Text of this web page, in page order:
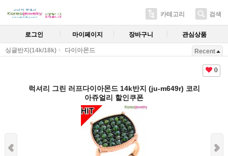
카테고리 검색
로그인 마이페이지 장바구니 관심상품
싱글반지(14k/18k) 다이아몬드 Recent
0
럭셔리 그린 러프다이아몬드 14k반지 (ju-m649r) 코리
아쥬얼리 할인쿠폰